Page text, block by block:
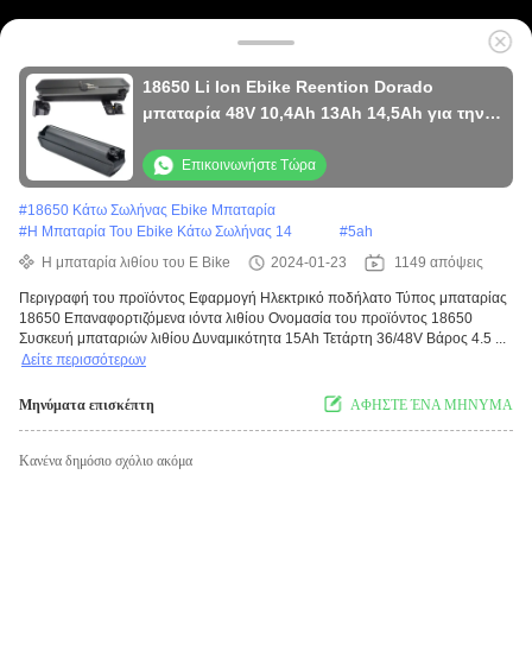
18650 Li Ion Ebike Reention Dorado
μπαταρία 48V 10,4Ah 13Ah 14,5Ah για την
Επικοινωνήστε Τώρα
#18650 Κάτω Σωλήνας Ebike Μπαταρία
#Η Μπαταρία Του Ebike Κάτω Σωλήνας 14 #5ah
Η μπαταρία λιθίου του E Bike
2024-01-23 1149 απόψεις
Περιγραφή του προϊόντος Εφαρμογή Ηλεκτρικό ποδήλατο Τύπος μπαταρίας
18650 Επαναφορτιζόμενα ιόντα λιθίου Ονομασία του προϊόντος 18650
Συσκευή μπαταριών λιθίου Δυναμικότητα 15Ah Τετάρτη 36/48V Βάρος 4.5 ...
Δείτε περισσότερων
Μηνύματα επισκέπτη ΑΦΗΣΤΕ ΈΝΑ ΜΗΝΥΜΑ
Κανένα δημόσιο σχόλιο ακόμα